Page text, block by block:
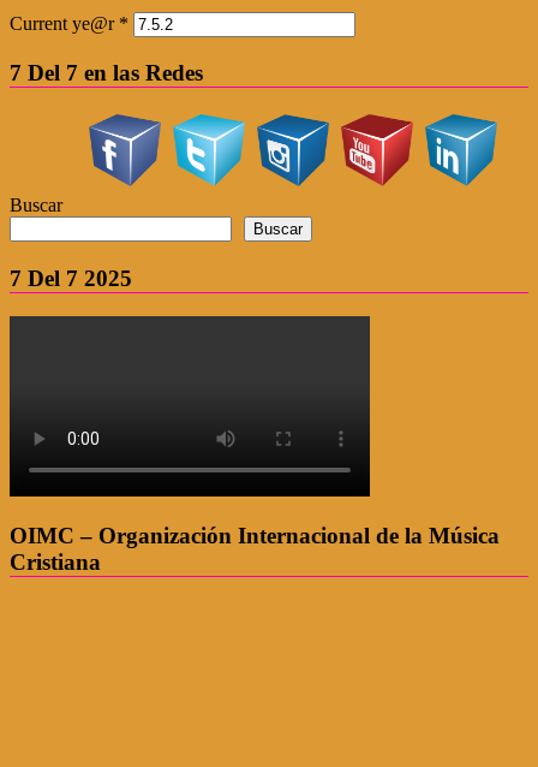
Current ye@r *
7 Del 7 en las Redes
Buscar
Buscar
7 Del 7 2025
OIMC – Organización Internacional de la Música
Cristiana